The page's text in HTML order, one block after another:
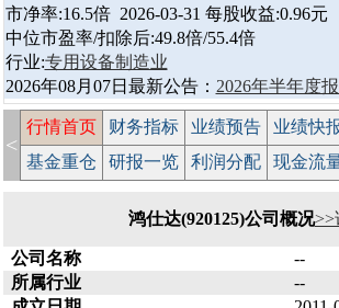
市净率:16.5倍 2026-03-31 每股收益:0.96元
中位市盈率/扣除后:49.8倍/55.4倍
行业:专用设备制造业
2026年08月07日最新公告： 2026年半年度
<
行情首页 财务指标 业绩预告 业绩快
基金重仓
研报一览 利润分配 现金流
鸿仕达(920125)公司概况>>
公司名称
--
所属行业
--